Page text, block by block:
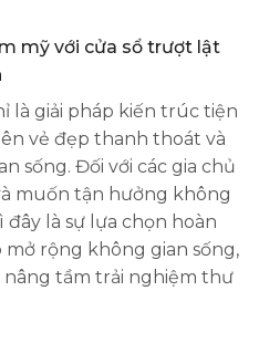
mỹ với cửa sổ trượt lật
là giải pháp kiến trúc tiện
vẻ đẹp thanh thoát và
sống. Đối với các gia chủ
muốn tận hưởng không
là sự lựa chọn hoàn
mở rộng không gian sống,
nâng tầm trải nghiệm thư